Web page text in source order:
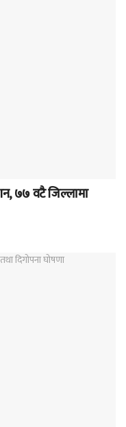
७७ वटै जिल्लामा